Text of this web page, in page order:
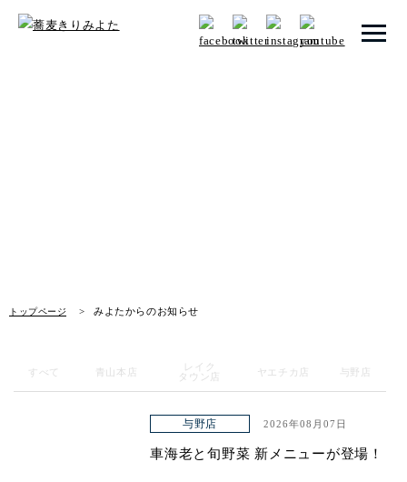
トップページ みよたからのお知らせ
メニュー 一覧
レイクタウン店
ヤエチカ店
すべて 青山本店
レイク
タウン店
ヤエチカ店 与野店
与野店 2026年08月07日
車海老と旬野菜 新メニューが登場！